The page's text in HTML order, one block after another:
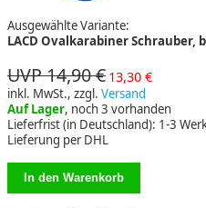
Ausgewählte Variante:
LACD Ovalkarabiner Schrauber,
UVP 14,90 € 13,30 €
inkl. MwSt., zzgl. Versand
Auf Lager, noch 3 vorhanden
Lieferfrist (in Deutschland): 1-3
Lieferung per DHL